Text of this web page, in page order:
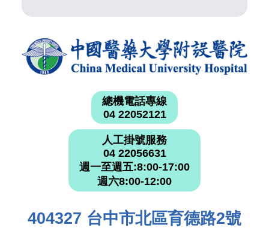
總機電話專線
04 22052121
人工掛號服務
04 22056631
週一至週五:8:00-17:00
週六8:00-12:00
404327 台中市北區育德路2號